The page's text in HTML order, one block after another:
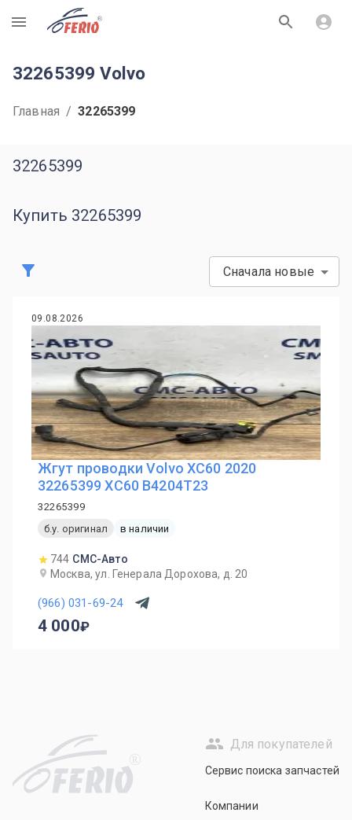
R
32265399 Volvo
Главная / 32265399
32265399
Купить 32265399
Сначала новые
09.08.2026
Жгут проводки Volvo XC60 2020
32265399 XC60 B4204T23
32265399
б.у. оригинал
в наличии
744 СМС-Авто
Москва, ул. Генерала Дорохова, д. 20
(966) 031-69-24
4 000
R
Для покупателей
Сервис поиска запчастей
Компании